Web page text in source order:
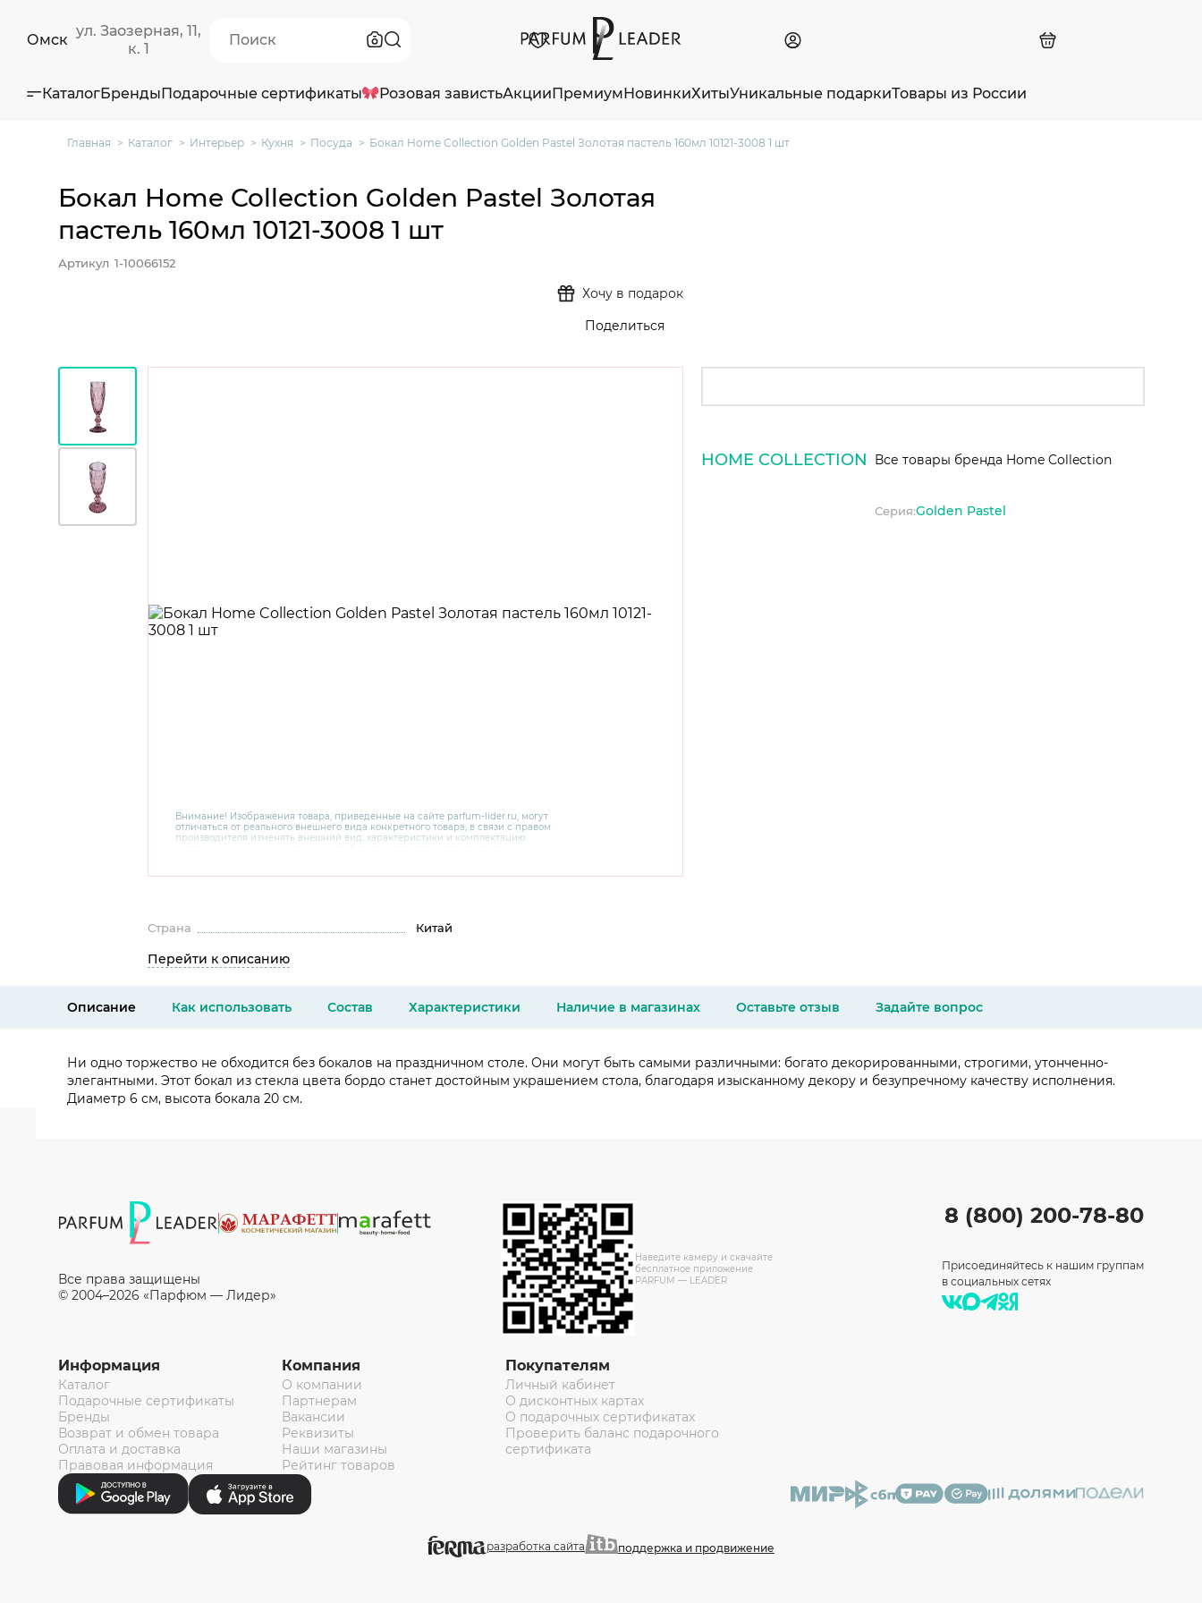
Омск
ул. Заозерная, 11,
к. 1
КаталогБрендыПодарочные сертификаты Розовая завистьАкцииПремиумНовинкиХитыУникальные подаркиТовары из России
Главная Каталог Интерьер Кухня Посуда Бокал Home Collection Golden Pastel Золотая пастель 160мл 10121-3008 1 шт
Внимание! Изображения товара, приведенные на сайте parfum-lider.ru, могут
отличаться от реального внешнего вида конкретного товара, в связи с правом
производителя изменять внешний вид, характеристики и комплектацию
консультантов по номеру 8 800 200 78 80.
Бокал Home Collection Golden Pastel Золотая
пастель 160мл 10121-3008 1 шт
Артикул 1-10066152
Хочу в подарок
Поделиться
Страна Китай
Перейти к описанию
HOME COLLECTION Все товары бренда Home Collection
Серия:Golden Pastel
Описание Как использовать Состав Характеристики Наличие в магазинах Оставьте отзыв Задайте вопрос
Ни одно торжество не обходится без бокалов на праздничном столе. Они могут быть самыми различными: богато декорированными, строгими, утонченно-
элегантными. Этот бокал из стекла цвета бордо станет достойным украшением стола, благодаря изысканному декору и безупречному качеству исполнения.
Диаметр 6 см, высота бокала 20 см.
Все права защищены
© 2004–2026 «Парфюм — Лидер»
Наведите камеру и скачайте
бесплатное приложение
PARFUM — LEADER
Информация
Каталог
Подарочные сертификаты
Бренды
Возврат и обмен товара
Оплата и доставка
Правовая информация
Компания
О компании
Партнерам
Вакансии
Реквизиты
Наши магазины
Рейтинг товаров
Покупателям
Личный кабинет
О дисконтных картах
О подарочных сертификатах
Проверить баланс подарочного
сертификата
8 (800) 200-78-80
Присоединяйтесь к нашим группам
в социальных сетях
разработка сайта поддержка и продвижение